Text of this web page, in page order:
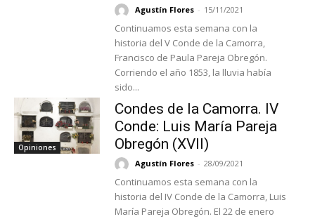
Agustín Flores - 15/11/2021
Continuamos esta semana con la
historia del V Conde de la Camorra,
Francisco de Paula Pareja Obregón.
Corriendo el año 1853, la lluvia había
sido...
Opiniones
Condes de la Camorra. IV
Conde: Luis María Pareja
Obregón (XVII)
Agustín Flores - 28/09/2021
Continuamos esta semana con la
historia del IV Conde de la Camorra, Luis
María Pareja Obregón. El 22 de enero